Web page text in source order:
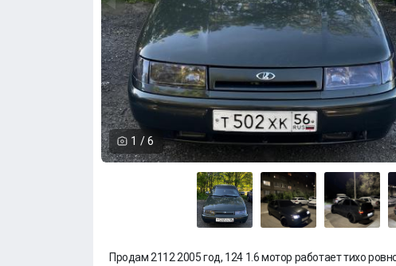
1 / 6
Продам 2112 2005 год, 124 1.6 мотор работает тихо